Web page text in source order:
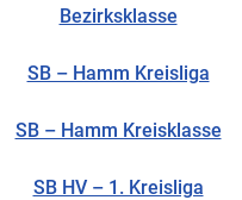
Bezirksklasse
SB – Hamm Kreisliga
SB – Hamm Kreisklasse
SB HV – 1. Kreisliga